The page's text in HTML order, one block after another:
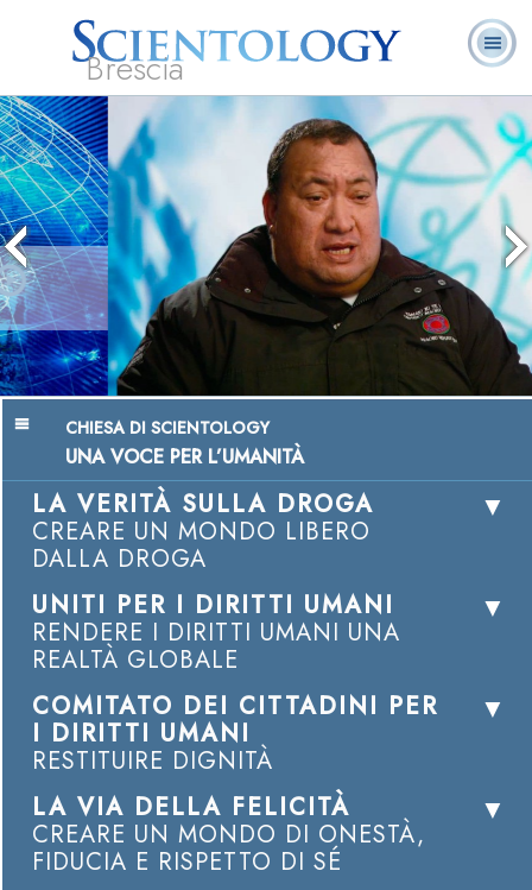
Brescia
L. Ron Hubbard:
Fondatore
Che cos’è
Ministri
Volontari
ricorrenti
Libri
Chairman, Mangere Maori Wardens
Association
Guarda i video
CHIESA DI SCIENTOLOGY
UNA VOCE PER L’UMANITÀ
LA VERITÀ SULLA DROGA
CREARE UN MONDO LIBERO
DALLA DROGA
UNITI PER I DIRITTI UMANI
RENDERE I DIRITTI UMANI UNA
REALTÀ GLOBALE
COMITATO DEI CITTADINI PER
I DIRITTI UMANI
RESTITUIRE DIGNITÀ
LA VIA DELLA FELICITÀ
CREARE UN MONDO DI ONESTÀ,
FIDUCIA E RISPETTO DI SÉ